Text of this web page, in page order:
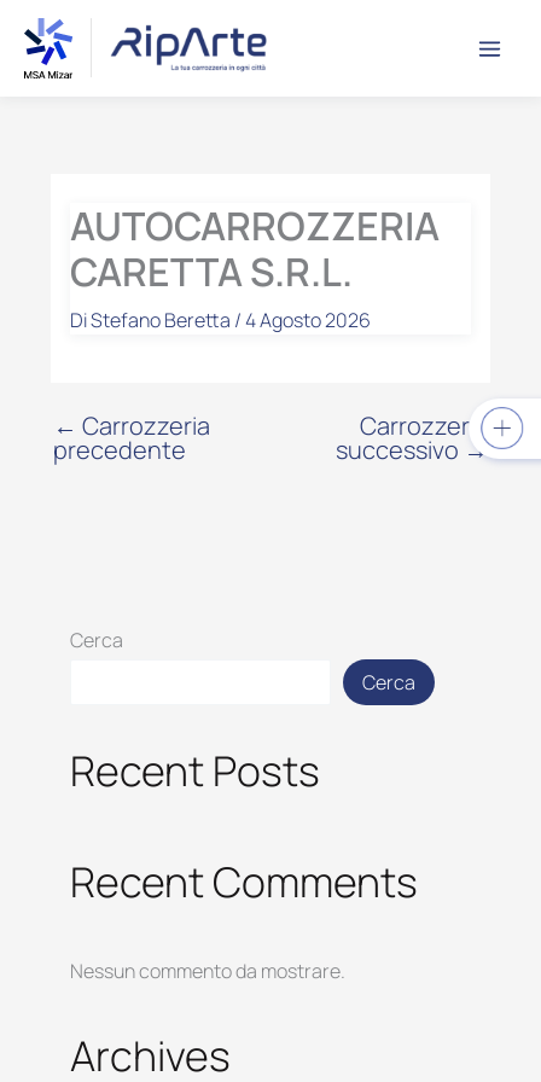
contenuto
contenuto
AUTOCARROZZERIA
CARETTA S.R.L.
DiStefano Beretta /4 Agosto 2026
← Carrozzeria
precedente
Carrozzeria
successivo →
Cerca
Cerca
Recent Posts
Recent Comments
Nessun commento da mostrare.
Archives